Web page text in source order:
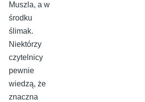
Muszla, a w
środku
ślimak.
Niektórzy
czytelnicy
pewnie
wiedzą, że
znaczna